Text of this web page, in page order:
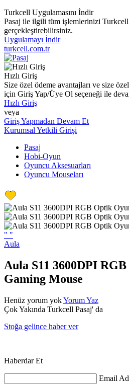
Turkcell Uygulamasını İndir
Pasaj ile ilgili tüm işlemlerinizi Turkcell
gerçekleştirebilirsiniz.
Uygulamayı İndir
turkcell.com.tr
Hızlı Giriş
Size özel ödeme avantajları ve size
için Giriş Yap/Üye Ol seçeneği ile
Hızlı Giriş
veya
Giriş Yapmadan Devam Et
Kurumsal Yetkili Girişi
Pasaj
Hobi-Oyun
Oyuncu Aksesuarları
Oyuncu Mouseları
" "
Aula
Aula S11 3600DPI
Gaming Mouse
Henüz yorum yokYorum Yaz
Çok Yakında Turkcell Pasaj' da
Stoğa gelince haber ver
Haberdar Et
Email